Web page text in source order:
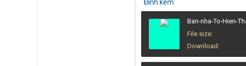
Đính kèm
File size
Download